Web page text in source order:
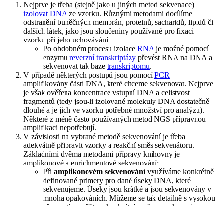
Nejprve je třeba (stejně jako u jiných metod sekvenace)
izolovat DNAze vzorku. Různými metodami docílíme
odstranění buněčných membrán, proteinů, sacharidů, lipidů či
dalších látek, jako jsou sloučeniny používané pro fixaci
vzorku při jeho uchovávání.
Po obdobném procesu izolace RNAje možné pomocí
enzymu reverzní transkriptázy převést RNA na DNA a
sekvenovat tak baze transkriptomu.
V případě některých postupů jsou pomocíPCR
amplifikovány části DNA, které chceme sekvenovat. Nejprve
je však ověřena koncentrace vstupní DNA a celistvost
fragmentů (tedy jsou-li izolované molekuly DNA dostatečně
dlouhé a je jich ve vzorku potřebné množství pro analýzu).
Některé z méně často používaných metod NGS přípravnou
amplifikaci nepotřebují.
V závislosti na vybrané metodě sekvenování je třeba
adekvátně připravit vzorky a reakční směs sekvenátoru.
Základními dvěma metodami přípravy knihovny je
amplikonové a enrichmentové sekvenování:
Při amplikonovém sekvenovánívyužíváme konkrétně
definované primery pro dané úseky DNA, které
sekvenujeme. Úseky jsou krátké a jsou sekvenovány v
mnoha opakováních. Můžeme se tak detailně s vysokou